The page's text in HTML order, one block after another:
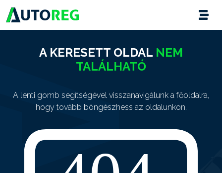
A KERESETT OLDAL NEM
TALÁLHATÓ
A lenti gomb segítségével visszanavigálunk a főoldalra,
hogy tovább böngészhess az oldalunkon.